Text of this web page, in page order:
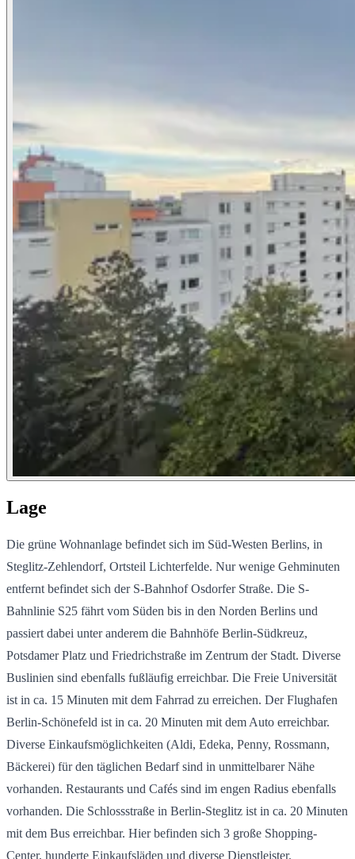
Lage
Die grüne Wohnanlage befindet sich im Süd-Westen Berlins, in
Steglitz-Zehlendorf, Ortsteil Lichterfelde. Nur wenige Gehminuten
entfernt befindet sich der S-Bahnhof Osdorfer Straße. Die S-
Bahnlinie S25 fährt vom Süden bis in den Norden Berlins und
passiert dabei unter anderem die Bahnhöfe Berlin-Südkreuz,
Potsdamer Platz und Friedrichstraße im Zentrum der Stadt. Diverse
Buslinien sind ebenfalls fußläufig erreichbar. Die Freie Universität
ist in ca. 15 Minuten mit dem Fahrrad zu erreichen. Der Flughafen
Berlin-Schönefeld ist in ca. 20 Minuten mit dem Auto erreichbar.
Diverse Einkaufsmöglichkeiten (Aldi, Edeka, Penny, Rossmann,
Bäckerei) für den täglichen Bedarf sind in unmittelbarer Nähe
vorhanden. Restaurants und Cafés sind im engen Radius ebenfalls
vorhanden. Die Schlossstraße in Berlin-Steglitz ist in ca. 20 Minuten
mit dem Bus erreichbar. Hier befinden sich 3 große Shopping-
Center, hunderte Einkaufsläden und diverse Dienstleister.